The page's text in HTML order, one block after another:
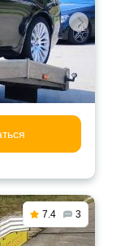
7.4 3